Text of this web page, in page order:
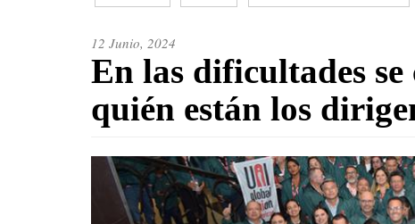
12 Junio, 2024
En las dificultades se
quién están los